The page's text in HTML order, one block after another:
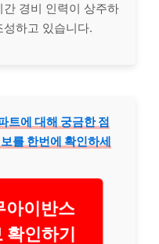
경비 인력이 상주하
하고 있습니다.
트에 대해 궁금한 점
를 한번에 확인하세
이반스
확인하기